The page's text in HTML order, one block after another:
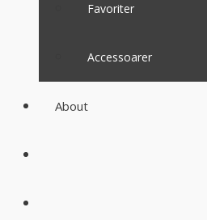
Favoriter
Accessoarer
About